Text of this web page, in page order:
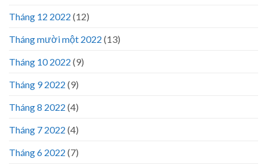
Tháng 12 2022 (12)
Tháng mười một 2022 (13)
Tháng 10 2022 (9)
Tháng 9 2022 (9)
Tháng 8 2022 (4)
Tháng 7 2022 (4)
Tháng 6 2022 (7)